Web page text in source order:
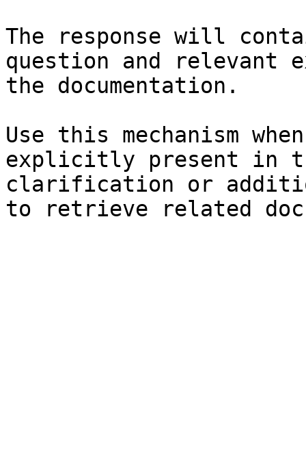
The response will
question and relevant
the documentation.
Use this mechanism
explicitly present in
clarification or